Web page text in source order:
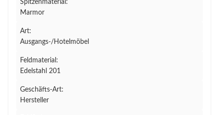
Spitzenmaterial:
Marmor
Art:
Ausgangs-/Hotelmöbel
Feldmaterial:
Edelstahl 201
Geschäfts-Art:
Hersteller